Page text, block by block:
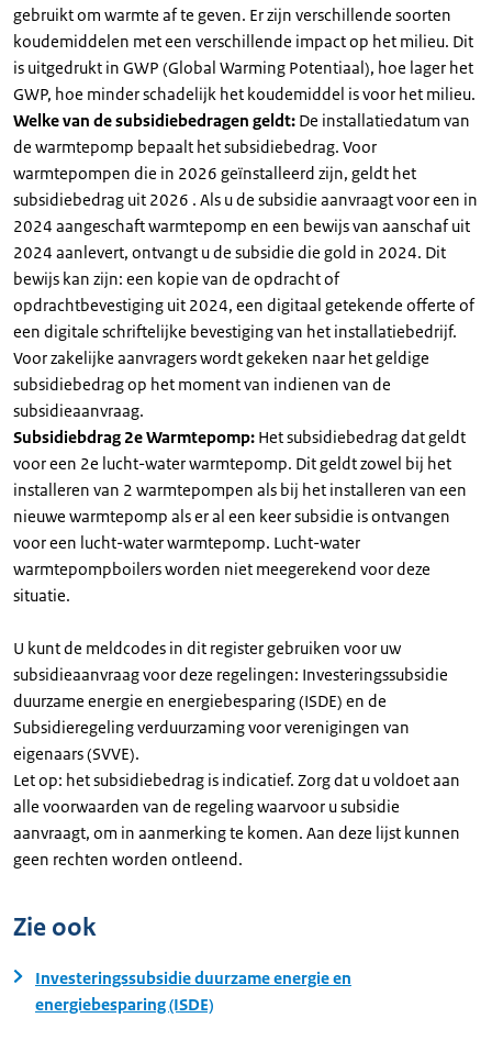
gebruikt om warmte af te geven. Er zijn verschillende soorten
koudemiddelen met een verschillende impact op het milieu. Dit
is uitgedrukt in GWP (Global Warming Potentiaal), hoe lager het
GWP, hoe minder schadelijk het koudemiddel is voor het milieu.
Welke van de subsidiebedragen geldt: De installatiedatum van
de warmtepomp bepaalt het subsidiebedrag. Voor
warmtepompen die in 2026 geïnstalleerd zijn, geldt het
subsidiebedrag uit 2026 . Als u de subsidie aanvraagt voor een in
2024 aangeschaft warmtepomp en een bewijs van aanschaf uit
2024 aanlevert, ontvangt u de subsidie die gold in 2024. Dit
bewijs kan zijn: een kopie van de opdracht of
opdrachtbevestiging uit 2024, een digitaal getekende offerte of
een digitale schriftelijke bevestiging van het installatiebedrijf.
Voor zakelijke aanvragers wordt gekeken naar het geldige
subsidiebedrag op het moment van indienen van de
subsidieaanvraag.
Subsidiebdrag 2e Warmtepomp: Het subsidiebedrag dat geldt
voor een 2e lucht-water warmtepomp. Dit geldt zowel bij het
installeren van 2 warmtepompen als bij het installeren van een
nieuwe warmtepomp als er al een keer subsidie is ontvangen
voor een lucht-water warmtepomp. Lucht-water
warmtepompboilers worden niet meegerekend voor deze
situatie.
U kunt de meldcodes in dit register gebruiken voor uw
subsidieaanvraag voor deze regelingen: Investeringssubsidie
duurzame energie en energiebesparing (ISDE) en de
Subsidieregeling verduurzaming voor verenigingen van
eigenaars (SVVE).
Let op: het subsidiebedrag is indicatief. Zorg dat u voldoet aan
alle voorwaarden van de regeling waarvoor u subsidie
aanvraagt, om in aanmerking te komen. Aan deze lijst kunnen
geen rechten worden ontleend.
Zie ook
Investeringssubsidie duurzame energie en
energiebesparing (ISDE)